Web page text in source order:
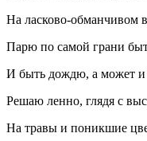
На ласково-обманчивом
Парю по самой грани
И быть дождю, а может и
Решаю ленно, глядя с
На травы и поникшие